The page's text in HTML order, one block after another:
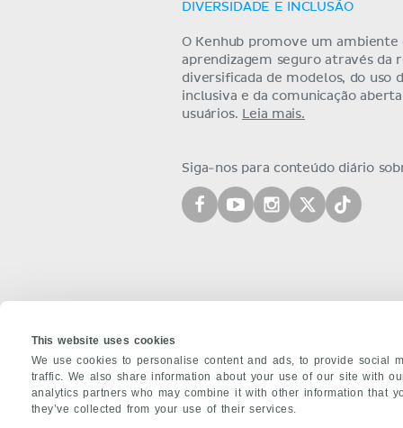
This website uses cookies
We use cookies to personalise content and ads, to provide social
traffic. We also share information about your use of our site with
analytics partners who may combine it with other information that
they’ve collected from your use of their services.
DIVERSIDADE E INCLUSÃO
O Kenhub promove um ambiente
aprendizagem seguro através da
diversificada de modelos, do uso
inclusiva e da comunicação
usuários. Leia mais.
Siga-nos para conteúdo diário
SOBRE NÓS